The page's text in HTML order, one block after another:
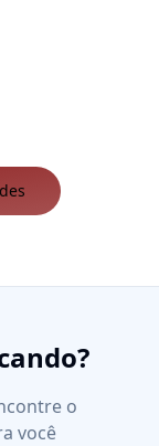
o
você